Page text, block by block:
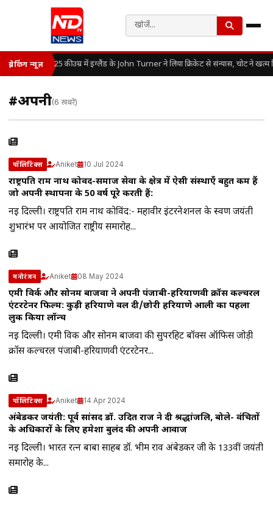
ब्रेकिंग न्यूज़ 25 की उम्र में इंग्लैंड के John Turner ने लिया क्रिकेट से संन्यास, चोट ने खत्म
#अपनी(6 खबरें)
पॉलिटिक्स Aniket 10 Jul 2024
राष्ट्रपति राम नाथ कोविंद-समाज सेवा के क्षेत्र में ऐसी संस्थाएँ बहुत कम हैं
जो अपनी स्थापना के 50 वर्ष पूरे करती हैं:
नई दिल्ली। राष्ट्रपति राम नाथ कोविंद:- महावीर इंटरनेशनल के स्वर्ण जयंती
शुभारंभ पर आयोजित राष्ट्रीय समारोह...
मनोरंजन Aniket 08 May 2024
एमी विर्क और सोनम बाजवा ने अपनी पंजाबी-हरियाणवी क्रॉस कल्चरल
एंटरटेनर फिल्म: कुड़ी हरियाणे वल दी/छोरी हरियाणे आली का पहला
लुक किया लॉन्च
नई दिल्ली। एमी विर्क और सोनम बाजवा की सुपरहिट बॉक्स ऑफिस जोड़ी
क्रॉस कल्चरल पंजाबी-हरियाणवी एंटरटेनर...
पॉलिटिक्स Aniket 14 Apr 2024
अंबेडकर जयंती: पूर्व सांसद डॉ. उदित राज ने दी श्रद्धांजलि, बोले- वंचितों
के अधिकारों के लिए हमेशा बुलंद की अपनी आवाज
नई दिल्ली। भारत रत्न बाबा साहब डॉ. भीम राव अंबेडकर जी के 133वीं जयंती
समारोह के...